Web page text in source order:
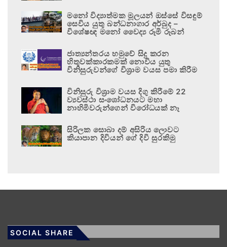
මනෝ විද්‍යාත්මක මූලයන් ඔස්සේ විසඳුම්
සෙවිය යුතු බන්ධනාගාර අර්බුද –
විශේෂඥ මනෝ වෛද්‍ය රූමි රූබන්
ජාත්‍යන්තරය හමුවේ සිදු කරන
හිතුවක්කාරකමක් නොවිය යුතු
විනිසුරුවන්ගේ විශ්‍රාම වයස පමා කිරීම
විනිසුරු විශ්‍රාම වයස දිගු කිරීමේ 22
ව්‍යවස්ථා සංශෝධනයට මහා
නාහිමිවරුන්ගෙන් විරෝධයක් නෑ
සිරිලක සොබා දම් අසිරිය ලොවට
කියාපාන දිවියන් ගේ දිවි සුරකිමු
SOCIAL SHARE